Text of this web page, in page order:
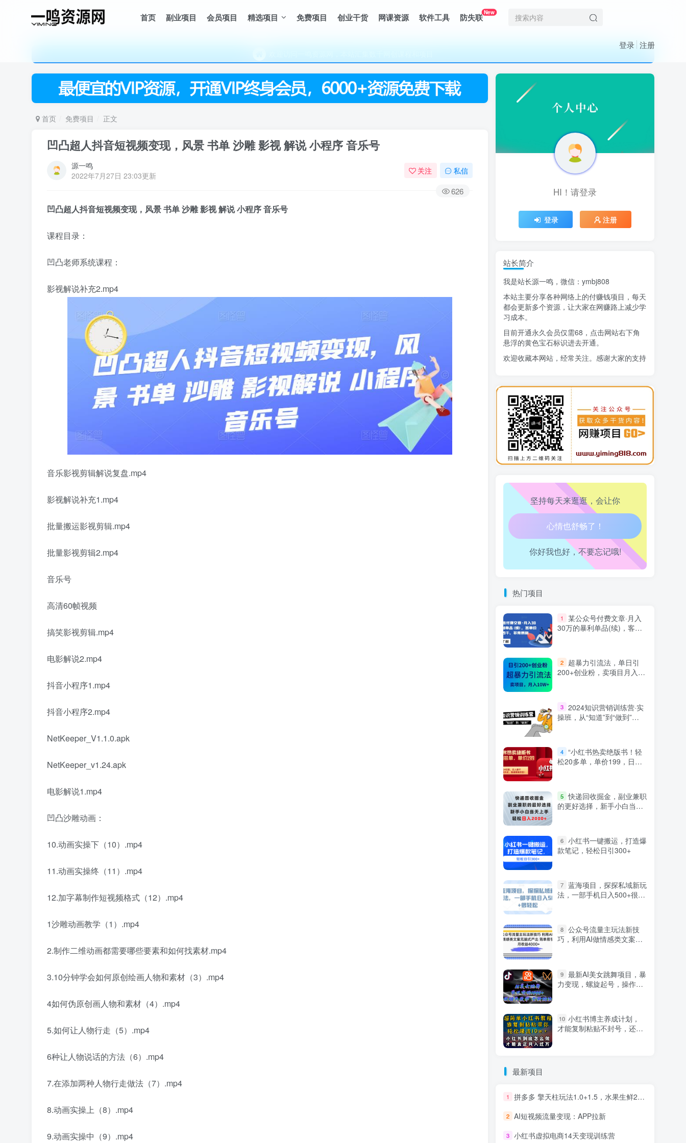
首页 副业项目 会员项目 精选项目 免费项目 创业干货 网课资源 软件工具 防失联New
登录 注册
欢迎访问一鸣资源网，本站汇集数千网创课程和项目
首页 免费项目 正文
凹凸超人抖音短视频变现，风景 书单 沙雕 影视 解说 小程序 音乐号
源一鸣
2022年7月27日 23:03更新
关注 私信
626
凹凸超人抖音短视频变现，风景 书单 沙雕 影视 解说 小程序 音乐号
课程目录：
凹凸老师系统课程：
影视解说补充2.mp4
音乐影视剪辑解说复盘.mp4
影视解说补充1.mp4
批量搬运影视剪辑.mp4
批量影视剪辑2.mp4
音乐号
高清60帧视频
搞笑影视剪辑.mp4
电影解说2.mp4
抖音小程序1.mp4
抖音小程序2.mp4
NetKeeper_V1.1.0.apk
NetKeeper_v1.24.apk
电影解说1.mp4
凹凸沙雕动画：
10.动画实操下（10）.mp4
11.动画实操终（11）.mp4
12.加字幕制作短视频格式（12）.mp4
1沙雕动画教学（1）.mp4
2.制作二维动画都需要哪些要素和如何找素材.mp4
3.10分钟学会如何原创绘画人物和素材（3）.mp4
4如何伪原创画人物和素材（4）.mp4
5.如何让人物行走（5）.mp4
6种让人物说话的方法（6）.mp4
7.在添加两种人物行走做法（7）.mp4
8.动画实操上（8）.mp4
9.动画实操中（9）.mp4
HI！请登录
登录 注册
精选项目
1 AI短视频流量变现：APP拉新
2 小红书虚拟电商14天变现训练营
3 7月万粉技术教程（手动或者配合科技）
4 阿拉丁-小红书虚拟店铺SOP保姆级教程
5 7天学会抖音卖房：从月薪5千到年入百万，新时代房产经纪人必备技能
寻宝之旅课程：搞钱训练营
8 DeepSeek提示词大全
9 AI+逛逛薅免费流，淘宝逛逛短视频带货
10 万三-东南亚跨境tk小店运营课
HI！请登录
登录 注册
站长简介
我是站长源一鸣，微信：ymbj808
本站主要分享各种网络上的付赚钱项目，每天
都会更新多个资源，让大家在网赚路上减少学
习成本。
目前开通永久会员仅需68，点击网站右下角
悬浮的黄色宝石标识进去开通。
欢迎收藏本网站，经常关注。感谢大家的支持
坚持每天来逛逛，会让你
生活也美好了！
心情也舒畅了！
腰也不酸了！
你好我也好，不要忘记哦!
热门项目
1
某公众号付费文章·月入
30万的暴利单品(续)，客单
2
超暴力引流法，单日引
200+创业粉，卖项目月入10
3 2024知识营销训练营·实
操班，从“知道”到“做到”
4 “小红书热卖绝版书！轻
松20多单，单价199，日入
5 快递回收掘金，副业兼职
的更好选择，新手小白当天
6 小红书一键搬运，打造爆
款笔记，轻松日引300+
7 蓝海项目，探探私域新玩
法，一部手机日入500+很轻
8 公众号流量主玩法新技
巧，利用AI做情感类文案无
9 最新AI美女跳舞项目，暴
力变现，螺旋起号，操作简
10 小红书博主养成计划，
才能复制粘贴不封号，还能
最新项目
1 拼多多 擎天柱玩法1.0+1.5，水果生鲜2小时起量,标品2天爆单,利润率提升30%
2 AI短视频流量变现：APP拉新
3 小红书虚拟电商14天变现训练营